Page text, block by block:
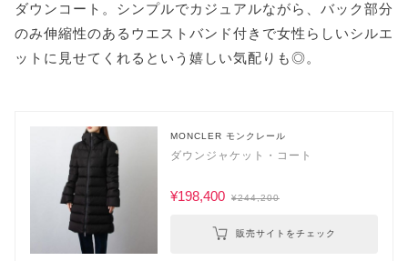
ダウンコート。シンプルでカジュアルながら、バック部分
のみ伸縮性のあるウエストバンド付きで女性らしいシルエ
ットに見せてくれるという嬉しい気配りも◎。
MONCLER モンクレール
ダウンジャケット・コート
¥198,400 ¥244,200
販売サイトをチェック